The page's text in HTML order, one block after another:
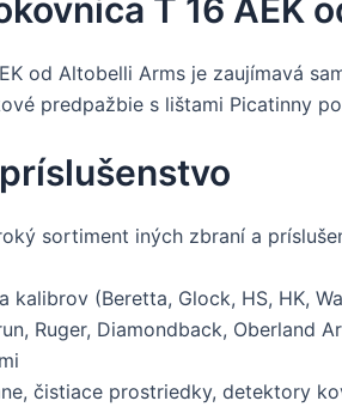
T 16 AEK
od Altobelli Arms je zaujímavá
predpažbie s lištami Picatinny
sortiment iných zbraní a
kalibrov (Beretta, Glock, HS, HK,
Ruger, Diamondback, Oberland
čistiace prostriedky, detektory